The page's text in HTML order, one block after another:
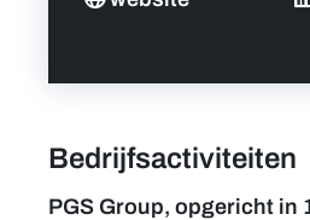
Bedrijfsactiviteiten
PGS Group, opgericht in